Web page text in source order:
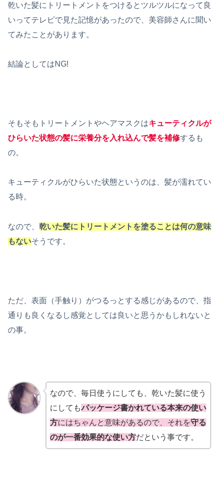
乾いた髪にトリートメントをつけるとツルツルになって良
いってテレビで見た記憶があったので、美容師さんに聞い
てみたことがあります。
結論としてはNG!
そもそもトリートメントやヘアマスクはキューティクルが
ひらいた状態の髪に栄養分を入れ込んで髪を補修するも
の。
キューティクルがひらいた状態というのは、髪が濡れてい
る時。
なので、 乾いた髪にトリートメントを塗ることは何の意味
もないそうです。
ただ、表面（手触り）がつるっとする感じがあるので、指
通りも良くなるし感覚としては良いと思うかもしれないと
の事。
なので、毎日使うにしても、乾いた髪に使う
にしてもパッケージ書かれている本来の使い
方にはちゃんと意味があるので、それを守る
のが一番効果的な使い方だという事です。